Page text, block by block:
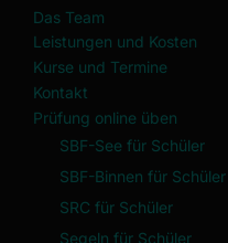
Das Team
Leistungen und Kosten
Kurse und Termine
Kontakt
Prüfung online üben
SBF-See für Schüler
SBF-Binnen für Schüler
SRC für Schüler
Segeln für Schüler